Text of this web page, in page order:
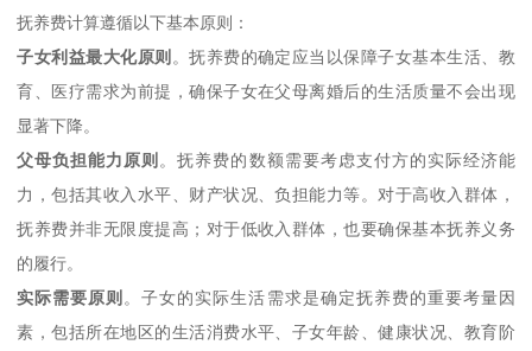
抚养费计算遵循以下基本原则：
子女利益最大化原则 。抚养费的确定应当以保障子女基本生活、教
育、医疗需求为前提，确保子女在父母离婚后的生活质量不会出现
显著下降。
父母负担能力原则 。抚养费的数额需要考虑支付方的实际经济能
力，包括其收入水平、财产状况、负担能力等。对于高收入群体，
抚养费并非无限度提高；对于低收入群体，也要确保基本抚养义务
的履行。
实际需要原则 。子女的实际生活需求是确定抚养费的重要考量因
素，包括所在地区的生活消费水平、子女年龄、健康状况、教育阶